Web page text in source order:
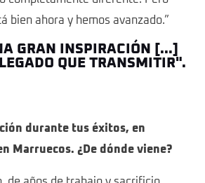
bien ahora y hemos avanzado.”
GRAN INSPIRACIÓN [...]
QUE TRANSMITIR".
durante tus éxitos, en
Marruecos. ¿De dónde viene?